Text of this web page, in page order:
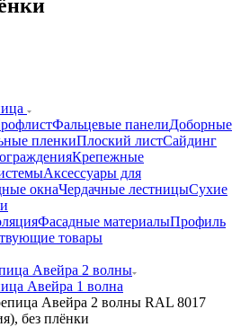
Фальцевые панелиДоборные
пленкиПлоский листСайдинг
Крепежные
Аксессуары для
окнаЧердачные лестницыСухие
Фасадные материалыПрофиль
товары
Авейра 2 волны
Авейра 1 волна
Авейра 2 волны RAL 8017
без плёнки